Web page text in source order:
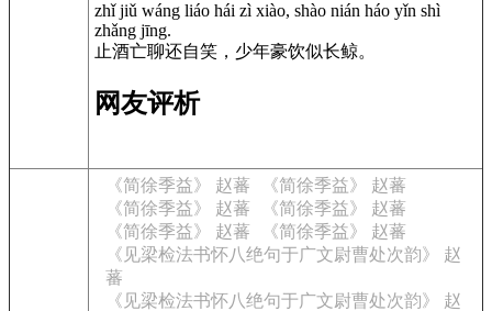
zhǐ jiǔ wáng liáo hái zì xiào, shào nián háo yǐn shì
zhǎng jīng.
止酒亡聊还自笑，少年豪饮似长鲸。
网友评析
《简徐季益》 赵蕃
《简徐季益》 赵蕃
《简徐季益》 赵蕃
《简徐季益》 赵蕃
《简徐季益》 赵蕃
《简徐季益》 赵蕃
《见梁检法书怀八绝句于广文尉曹处次韵》 赵
蕃
《见梁检法书怀八绝句于广文尉曹处次韵》 赵